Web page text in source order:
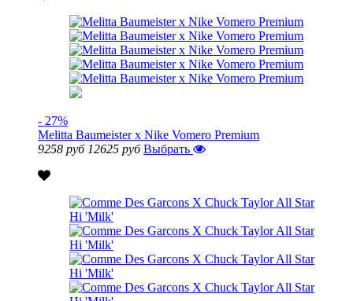
- 27%
Melitta Baumeister x Nike Vomero Premium
9258 руб 12625 руб Выбрать